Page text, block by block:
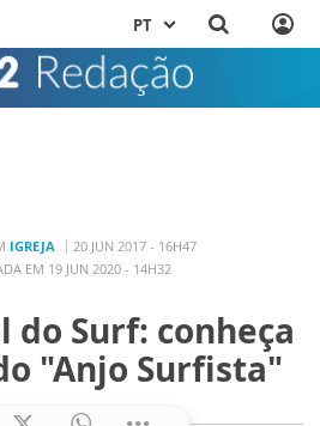
PT
IGREJA
20 JUN 2017 - 16H47
EM 19 JUN 2020 - 14H32
do Surf: conheça
"Anjo Surfista"